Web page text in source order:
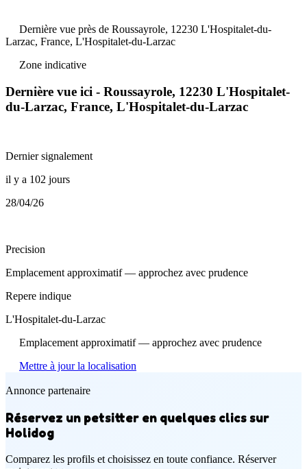
Dernière vue près de Roussayrole, 12230 L'Hospitalet-du-
Larzac, France, L'Hospitalet-du-Larzac
Zone indicative
Dernière vue ici - Roussayrole, 12230 L'Hospitalet-
du-Larzac, France, L'Hospitalet-du-Larzac
Dernier signalement
il y a 102 jours
28/04/26
Precision
Emplacement approximatif — approchez avec prudence
Repere indique
L'Hospitalet-du-Larzac
Emplacement approximatif — approchez avec prudence
Mettre à jour la localisation
Annonce partenaire
Réservez un petsitter en quelques clics sur
Holidog
Comparez les profils et choisissez en toute confiance. Réserver